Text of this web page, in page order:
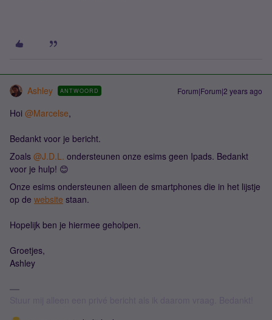
Ashley ANTWOORD Forum|Forum|2 years ago
Hoi @Marcelse,
Bedankt voor je bericht.
Zoals @J.D.L. ondersteunen onze esims geen Ipads. Bedankt
voor je hulp! 😊
Onze esims ondersteunen alleen de smartphones die in het lijstje
op de website staan.
Hopelijk ben je hiermee geholpen.
Groetjes,
Ashley